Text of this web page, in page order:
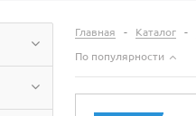
Главная - Каталог -
По популярности